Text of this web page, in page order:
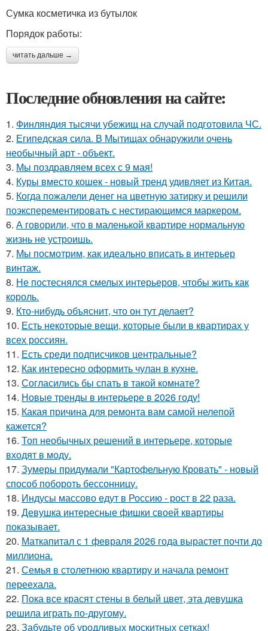
Сумка косметичка из бутылок
Порядок работы:
читать дальше →
Последние обновления на сайте:
1. Финляндия тысячи убежищ на случай подготовила ЧС.
2. Египедская сила. В Мытищах обнаружили очень
необычный арт - объект.
3. Мы поздравляем всех с 9 мая!
4. Куры вместо кошек - новый тренд удивляет из Китая.
5. Когда пожалели денег на цветную затирку и решили
поэксперементировать с нестирающимся маркером.
6. А говорили, что в маленькой квартире нормальную
жизнь не устроишь.
7. Мы посмотрим, как идеально вписать в интерьер
винтаж.
8. Не постеснялся смелых интерьеров, чтобы жить как
король.
9. Кто-нибудь объяснит, что он тут делает?
10. Есть некоторые вещи, которые были в квартирах у
всех россиян.
11. Есть среди подписчиков центральные?
12. Как интересно оформить чулан в кухне.
13. Согласились бы спать в такой комнате?
14. Новые тренды в интерьере в 2026 году!
15. Какая причина для ремонта вам самой нелепой
кажется?
16. Топ необычных решений в интерьере, которые
входят в моду.
17. Зумеры придумали "Картофельную Кровать" - новый
способ побороть бессонницу.
18. Индусы массово едут в Россию - рост в 22 раза.
19. Девушка интересные фишки своей квартиры
показывает.
20. Маткапитал с 1 февраля 2026 года вырастет почти до
миллиона.
21. Семья в столетнюю квартиру и начала ремонт
переехала.
22. Пока все красят стены в белый цвет, эта девушка
решила играть по-другому.
23. Забудьте об уродливых москитных сетках!